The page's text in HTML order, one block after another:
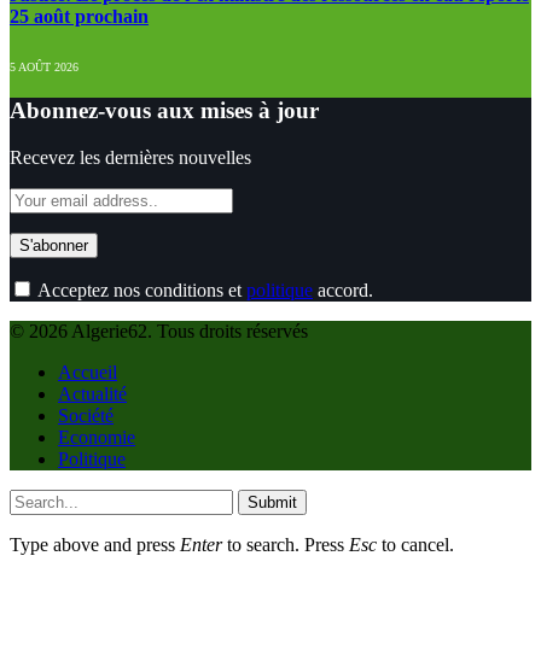
25 août prochain
5 AOÛT 2026
Abonnez-vous aux mises à jour
Recevez les dernières nouvelles
Acceptez nos conditions et politique accord.
© 2026 Algerie62. Tous droits réservés
Accueil
Actualité
Société
Economie
Politique
Submit
Type above and press Enterto search. Press Esc to cancel.